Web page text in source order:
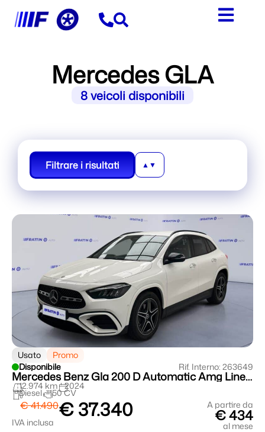
Mercedes GLA
8veicoli disponibili
Filtrare i risultati
Usato
Promo
Disponibile
Rif. Interno: 263649
Mercedes Benz Gla 200 D Automatic Amg Line Advanced Plus
12.974 km 2024
Diesel 150 CV
€ 37.340
€ 41.490
IVA inclusa
A partire da
€ 434
al mese